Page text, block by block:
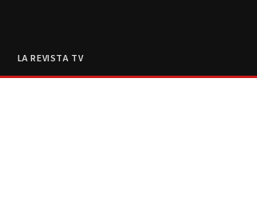
LA REVISTA TV